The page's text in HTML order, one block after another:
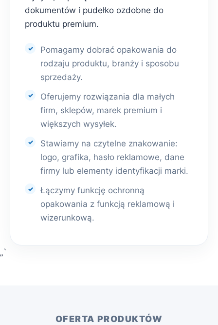
dokumentów i pudełko ozdobne do
produktu premium.
Pomagamy dobrać opakowania do
rodzaju produktu, branży i sposobu
sprzedaży.
Oferujemy rozwiązania dla małych
firm, sklepów, marek premium i
większych wysyłek.
Stawiamy na czytelne znakowanie:
logo, grafika, hasło reklamowe, dane
firmy lub elementy identyfikacji marki.
Łączymy funkcję ochronną
opakowania z funkcją reklamową i
wizerunkową.
„`
OFERTA PRODUKTÓW